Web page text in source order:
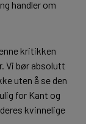
handler om
kritikken
Vi bør absolutt
uten å se den
for Kant og
kvinnelige